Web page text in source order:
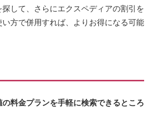
探して、さらにエクスペディアの割引を
方で併用すれば、よりお得になる可能
の料金プランを手軽に検索できるところ